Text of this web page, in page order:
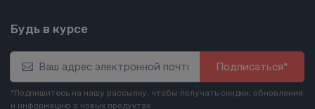
Будь в курсе
Подписаться*
*Подпишитесь на нашу рассылку, чтобы получать скидки, обновления
и информацию о новых продуктах